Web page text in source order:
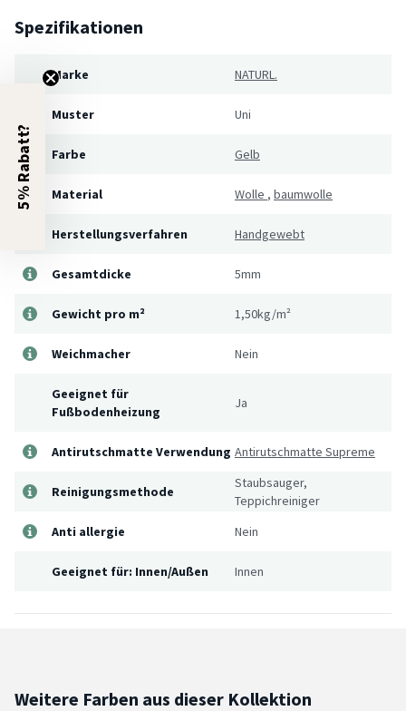
Spezifikationen
Marke NATURL.
Muster Uni
Farbe Gelb
Material Wolle , baumwolle
Herstellungsverfahren Handgewebt
Gesamtdicke 5mm
Gewicht pro m² 1,50kg/m²
Weichmacher Nein
Geeignet für
Fußbodenheizung
Ja
Antirutschmatte Verwendung Antirutschmatte Supreme
Reinigungsmethode
Staubsauger,
Teppichreiniger
Anti allergie
Nein
Geeignet für: Innen/Außen Innen
Weitere Farben aus dieser Kollektion
5% Rabatt?